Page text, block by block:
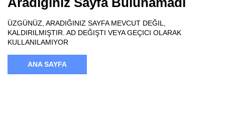
ÜZGÜNÜZ, ARADIĞINIZ SAYFA MEVCUT DEĞIL,
KALDIRILMIŞTIR. AD DEĞIŞTI VEYA GEÇICI OLARAK
KULLANILAMIYOR
ANA SAYFA